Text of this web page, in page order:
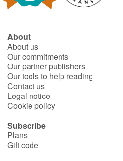
About
About us
Our commitments
Our partner publishers
Our tools to help reading
Contact us
Legal notice
Cookie policy
Subscribe
Plans
Gift code